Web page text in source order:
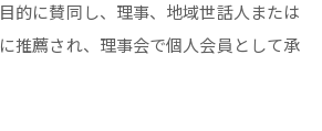
的に賛同し、理事、地域世話人または
推薦され、理事会で個人会員として承